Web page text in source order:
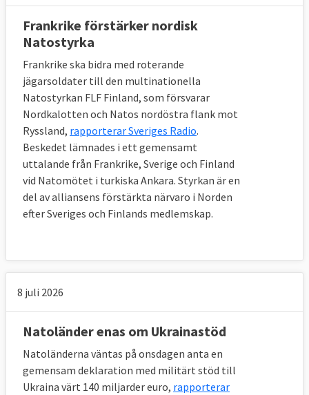
Frankrike förstärker nordisk
Natostyrka
Frankrike ska bidra med roterande
jägarsoldater till den multinationella
Natostyrkan FLF Finland, som försvarar
Nordkalotten och Natos nordöstra flank mot
Ryssland, rapporterar Sveriges Radio.
Beskedet lämnades i ett gemensamt
uttalande från Frankrike, Sverige och Finland
vid Natomötet i turkiska Ankara. Styrkan är en
del av alliansens förstärkta närvaro i Norden
efter Sveriges och Finlands medlemskap.
8 juli 2026
Natoländer enas om Ukrainastöd
Natoländerna väntas på onsdagen anta en
gemensam deklaration med militärt stöd till
Ukraina värt 140 miljarder euro, rapporterar